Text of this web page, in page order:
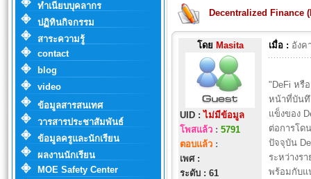
ทำเนียบบุคลากร
ปฏิทินกิจกรรม
สาระความรู้
contact
blog
video
ข้อมูลสารสนเทศ
วารสารประชาสัมพันธ์
ข้อมูลครูและนักเรียน
ผลงานนักเรียน
MOE Safety Center
Decentralized Finance
โดย Masita
UID :ไม่มีข้อมูล
โพสแล้ว: 5791
ตอบแล้ว:
เพศ :
ระดับ : 61
เมื่อ : อังค
"DeFi หรื
หน้าที่บันทึ
แข็งของ
ต่อการโด
ปัจจุบัน
ระหว่างร
พร้อมกับแ